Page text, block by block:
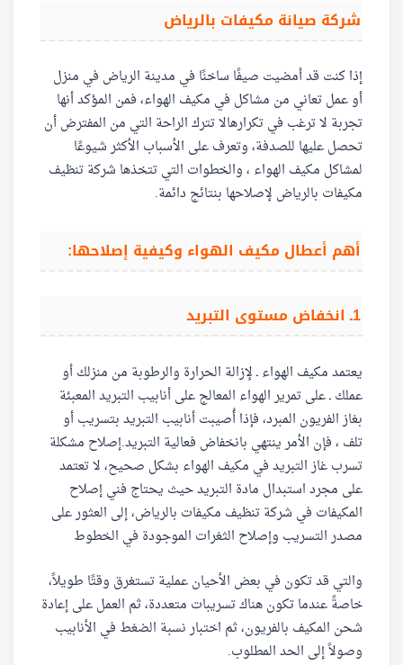
شركة صيانة مكيفات بالرياض
إذا كنت قد أمضيت صيفًا ساخنًا في مدينة الرياض في منزل
أو عمل تعاني من مشاكل في مكيف الهواء، فمن المؤكد أنها
تجربة لا ترغب في تكرارهالا تترك الراحة التي من المفترض أن
تحصل عليها للصدفة، وتعرف على الأسباب الأكثر شيوعًا
لمشاكل مكيف الهواء ، والخطوات التي تتخذها شركة تنظيف
مكيفات بالرياض لإصلاحها بنتائج دائمة.
أهم أعطال مكيف الهواء وكيفية إصلاحها:
1ـ انخفاض مستوى التبريد
يعتمد مكيف الهواء ـ لإزالة الحرارة والرطوبة من منزلك أو
عملك ـ على تمرير الهواء المعالج على أنابيب التبريد المعبئة
بغاز الفريون المبرد، فإذا أُصيبت أنابيب التبريد بتسريب أو
تلف ، فإن الأمر ينتهي بانخفاض فعالية التبريد.إصلاح مشكلة
تسرب غاز التبريد في مكيف الهواء بشكل صحيح، لا تعتمد
على مجرد استبدال مادة التبريد حيث يحتاج فني إصلاح
المكيفات في شركة تنظيف مكيفات بالرياض، إلى العثور على
مصدر التسريب وإصلاح الثغرات الموجودة في الخطوط
والتي قد تكون في بعض الأحيان عملية تستغرق وقتًا طويلاً،
خاصةً عندما تكون هناك تسريبات متعددة، ثم العمل على إعادة
شحن المكيف بالفريون، ثم اختبار نسبة الضغط في الأنابيب
وصولاً إلى الحد المطلوب.